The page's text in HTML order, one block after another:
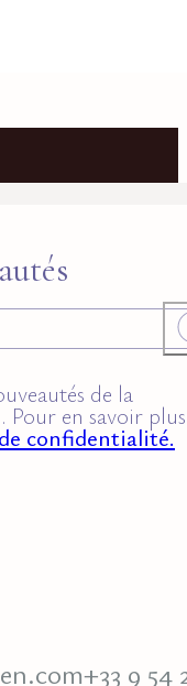
de la
en savoir
confidentialité.
+33 9 54